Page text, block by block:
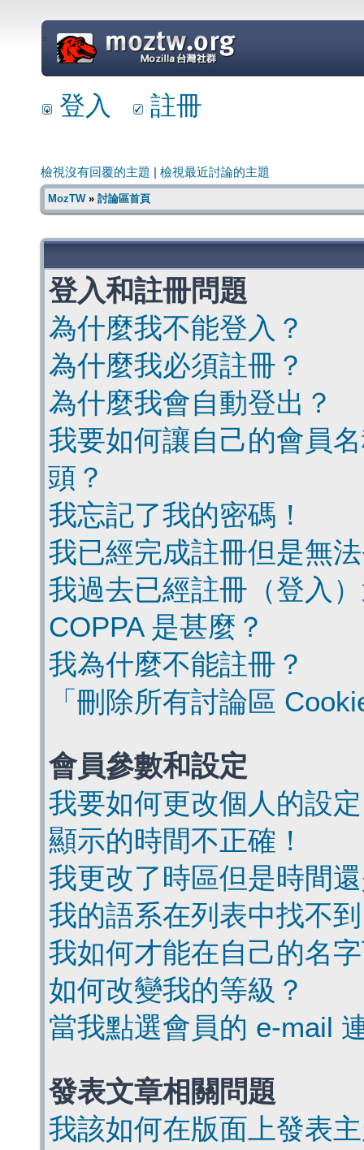
=
登入 註冊
檢視沒有回覆的主題 檢視最近討論的主題
MozTW» 討論區首頁
登入和註冊問題
為什麼我不能登入？
為什麼我必須註冊？
為什麼我會自動登出？
我要如何讓自己的會員
頭？
我忘記了我的密碼！
我已經完成註冊但是無
我過去已經註冊（登入
COPPA 是甚麼？
我為什麼不能註冊？
「刪除所有討論區
會員參數和設定
我要如何更改個人的設
顯示的時間不正確！
我更改了時區但是時間
我的語系在列表中找不
我如何才能在自己的名
如何改變我的等級？
當我點選會員的 e-mail
發表文章相關問題
我該如何在版面上發表